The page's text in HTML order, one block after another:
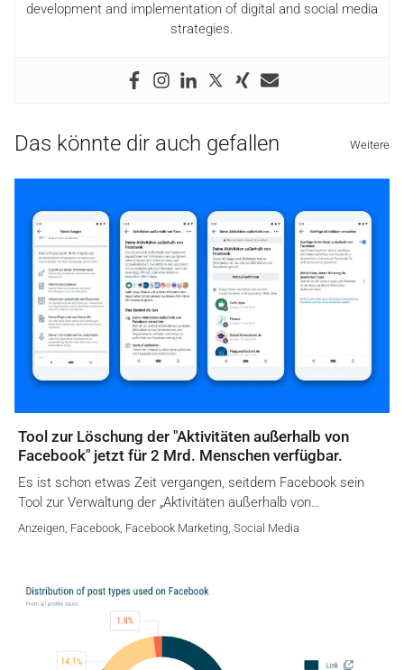
development and implementation of digital and social media
strategies.
Das könnte dir auch gefallen Weitere
Tool zur Löschung der "Aktivitäten außerhalb von
Facebook" jetzt für 2 Mrd. Menschen verfügbar.
Es ist schon etwas Zeit vergangen, seitdem Facebook sein
Tool zur Verwaltung der „Aktivitäten außerhalb von…
Anzeigen, Facebook, Facebook Marketing, Social Media